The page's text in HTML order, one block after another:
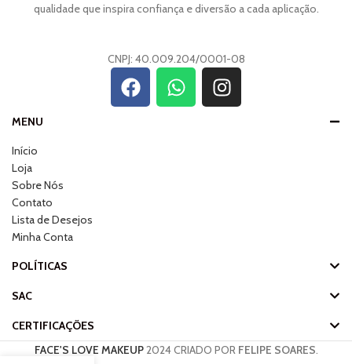
qualidade que inspira confiança e diversão a cada aplicação.
CNPJ: 40.009.204/0001-08
MENU
Início
Loja
Sobre Nós
Contato
Lista de Desejos
Minha Conta
POLÍTICAS
SAC
CERTIFICAÇÕES
FACE'S LOVE MAKEUP2024 CRIADO POR FELIPE SOARES.